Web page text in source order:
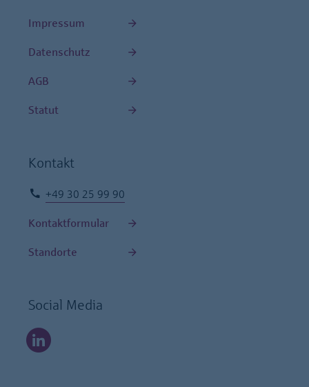
Impressum
Datenschutz
AGB
Statut
Kontakt
+49 30 25 99 90
Kontaktformular
Standorte
Social Media